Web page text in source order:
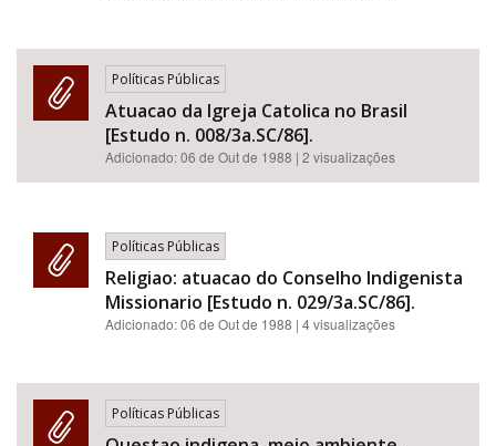
Políticas Públicas
Atuacao da Igreja Catolica no Brasil
[Estudo n. 008/3a.SC/86].
Adicionado:06 de Out de 1988 | 2 visualizações
Políticas Públicas
Religiao: atuacao do Conselho Indigenista
Missionario [Estudo n. 029/3a.SC/86].
Adicionado:06 de Out de 1988 | 4 visualizações
Políticas Públicas